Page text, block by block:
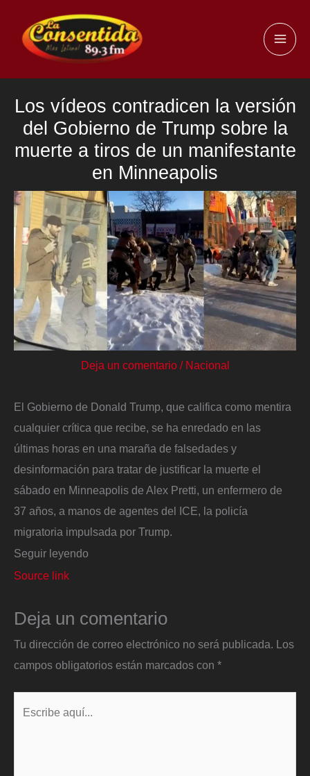
contenido
Los vídeos contradicen la versión
del Gobierno de Trump sobre la
muerte a tiros de un manifestante
en Minneapolis
Deja un comentario / Nacional
El Gobierno de Donald Trump, que califica como mentira
cualquier crítica que recibe, se ha enredado en las
últimas horas en una maraña de falsedades y
desinformación para tratar de justificar la muerte el
sábado en Minneapolis de Alex Pretti, un enfermero de
37 años, a manos de agentes del ICE, la policía
migratoria impulsada por Trump.
Seguir leyendo
Source link
Deja un comentario
Tu dirección de correo electrónico no será publicada. Los
campos obligatorios están marcados con *